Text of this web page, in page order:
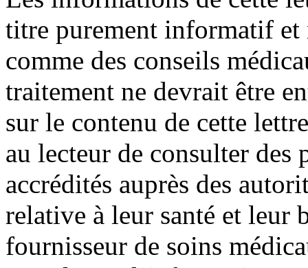
titre purement informatif et
comme des conseils
traitement ne devrait être
sur le contenu de cette
au lecteur de consulter des
accrédités auprès des
relative à leur santé et leur
fournisseur de soins